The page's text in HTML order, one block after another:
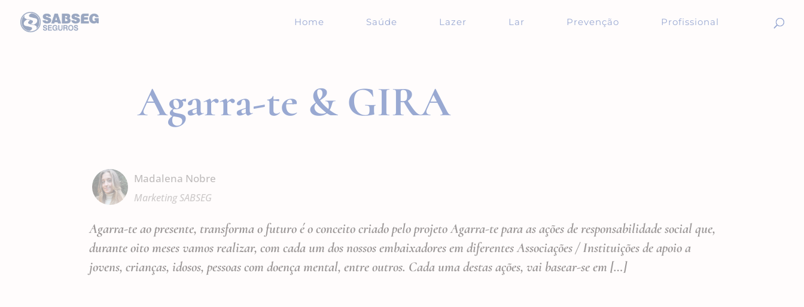
Home Saúde Lazer Lar Prevenção Profissional
Agarra-te & GIRA
Madalena Nobre
Marketing SABSEG
Agarra-te ao presente, transforma o futuro é o conceito criado pelo projeto Agarra-te para as ações de responsabilidade social que,
durante oito meses vamos realizar, com cada um dos nossos embaixadores em diferentes Associações / Instituições de apoio a
jovens, crianças, idosos, pessoas com doença mental, entre outros. Cada uma destas ações, vai basear-se em […]